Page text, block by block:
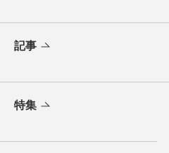
記事
特集